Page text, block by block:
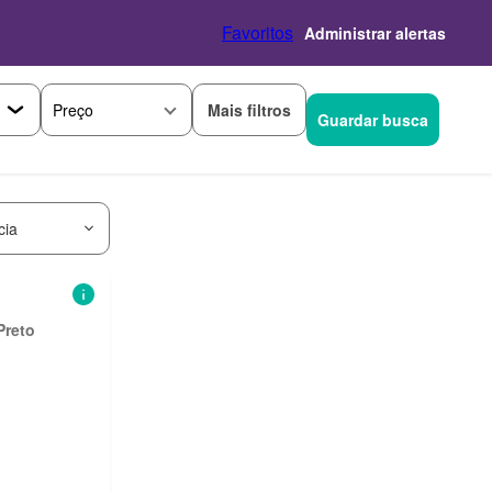
Favoritos Administrar alertas
Preço Mais filtros Guardar busca